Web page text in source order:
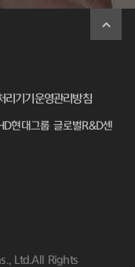
리기기운영관리방침
현대그룹 글로벌R&D센
Ltd.All Rights